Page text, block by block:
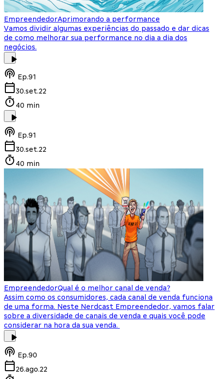
EmpreendedorAprimorando a performance
Vamos dividir algumas experiências do passado e dar dicas
de como melhorar sua performance no dia a dia dos
negócios.
Ep.91
30.set.22
40 min
Ep.91
30.set.22
40 min
EmpreendedorQual é o melhor canal de venda?
Assim como os consumidores, cada canal de venda funciona
de uma forma. Neste Nerdcast Empreendedor, vamos falar
sobre a diversidade de canais de venda e quais você pode
considerar na hora da sua venda.
Ep.90
26.ago.22